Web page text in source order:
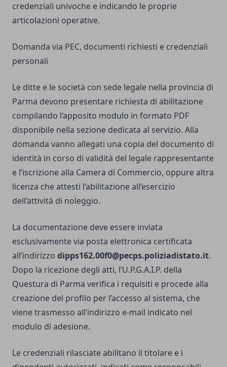
credenziali univoche e indicando le proprie
articolazioni operative.
Domanda via PEC, documenti richiesti e credenziali
personali
Le ditte e le società con sede legale nella provincia di
Parma devono presentare richiesta di abilitazione
compilando l’apposito modulo in formato PDF
disponibile nella sezione dedicata al servizio. Alla
domanda vanno allegati una copia del documento di
identità in corso di validità del legale rappresentante
e l’iscrizione alla Camera di Commercio, oppure altra
licenza che attesti l’abilitazione all’esercizio
dell’attività di noleggio.
La documentazione deve essere inviata
esclusivamente via posta elettronica certificata
all’indirizzo dipps162.00f0@pecps.poliziadistato.it.
Dopo la ricezione degli atti, l’U.P.G.A.I.P. della
Questura di Parma verifica i requisiti e procede alla
creazione del profilo per l’accesso al sistema, che
viene trasmesso all’indirizzo e-mail indicato nel
modulo di adesione.
Le credenziali rilasciate abilitano il titolare e i